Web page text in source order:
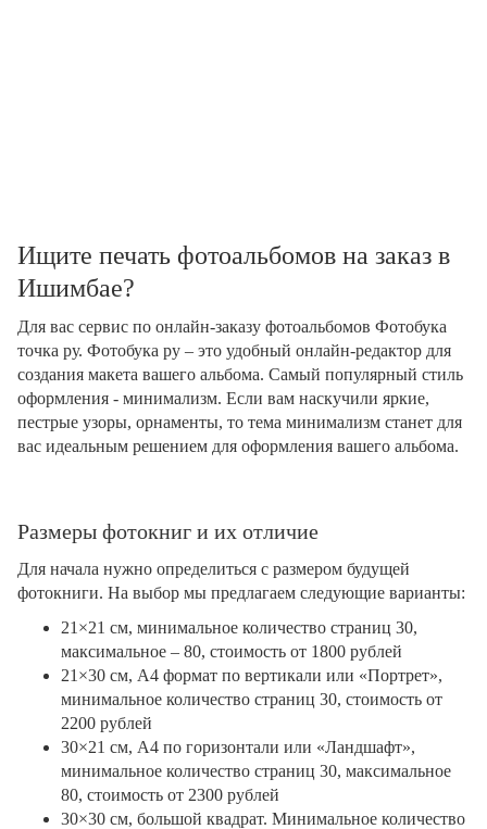
Ищите печать фотоальбомов на заказ в
Ишимбае?
Для вас сервис по онлайн-заказу фотоальбомов Фотобука
точка ру. Фотобука ру – это удобный онлайн-редактор для
создания макета вашего альбома. Самый популярный стиль
оформления - минимализм. Если вам наскучили яркие,
пестрые узоры, орнаменты, то тема минимализм станет для
вас идеальным решением для оформления вашего альбома.
Размеры фотокниг и их отличие
Для начала нужно определиться с размером будущей
фотокниги. На выбор мы предлагаем следующие варианты:
21×21 см, минимальное количество страниц 30,
максимальное – 80, стоимость от 1800 рублей
21×30 см, А4 формат по вертикали или «Портрет»,
минимальное количество страниц 30, стоимость от
2200 рублей
30×21 см, А4 по горизонтали или «Ландшафт»,
минимальное количество страниц 30, максимальное
80, стоимость от 2300 рублей
30×30 см, большой квадрат. Минимальное количество